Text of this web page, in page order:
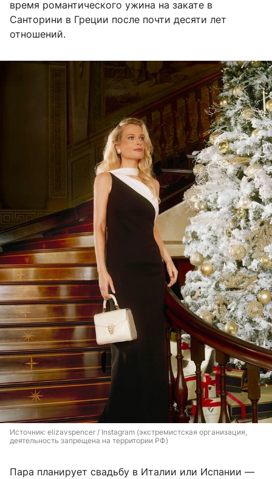
время романтического ужина на закате в
Санторини в Греции после почти десяти лет
отношений.
Источник: elizavspencer / Instagram (экстремистская организация,
деятельность запрещена на территории РФ)
Пара планирует свадьбу в Италии или Испании —